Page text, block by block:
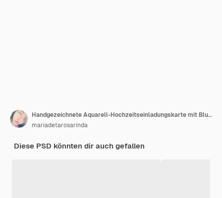
Handgezeichnete Aquarell-Hochzeitseinladungskarte mit Blumenmuster
mariadetarosarinda
Diese PSD könnten dir auch gefallen